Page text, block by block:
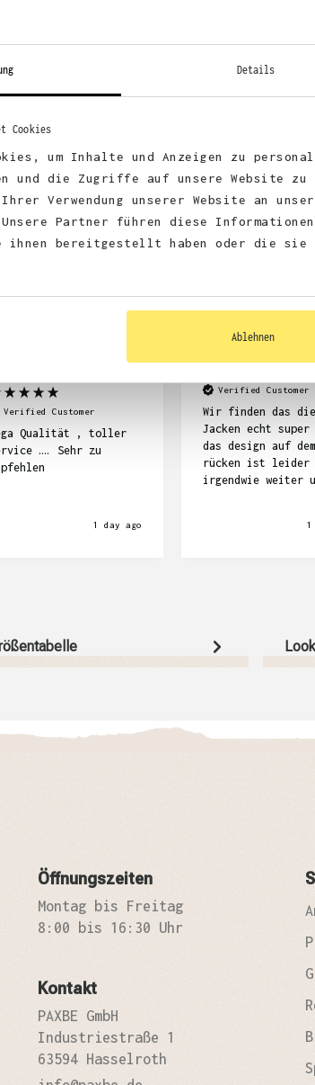
Details
Cookies
um Inhalte und Anzeigen zu
und die Zugriffe auf unsere Website zu
Verwendung unserer Website an
Partner führen diese
ihnen bereitgestellt haben oder die sie
Ablehnen
Verified Customer
Qualität , toller
…. Sehr zu
1 day ago
Verified Customer
Wir finden das die
Jacken echt super
das design auf dem
rücken ist leider
irgendwie weiter
1
Öffnungszeiten
Montag bis Freitag
8:00 bis 16:30 Uhr
Kontakt
PAXBE GmbH
Industriestraße 1
63594 Hasselroth